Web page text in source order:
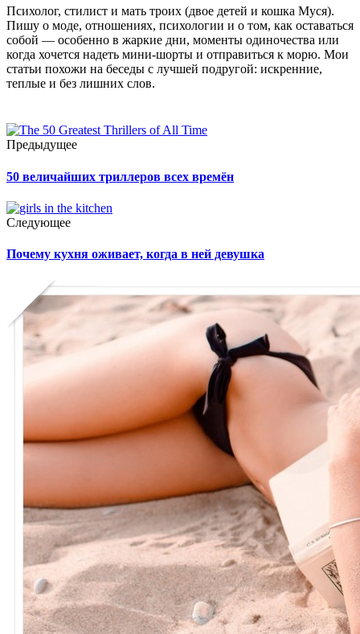
Психолог, стилист и мать троих (двое детей и кошка Муся).
Пишу о моде, отношениях, психологии и о том, как оставаться
собой — особенно в жаркие дни, моменты одиночества или
когда хочется надеть мини-шорты и отправиться к морю. Мои
статьи похожи на беседы с лучшей подругой: искренние,
теплые и без лишних слов.
Предыдущее
50 величайших триллеров всех времён
Следующее
Почему кухня оживает, когда в ней девушка